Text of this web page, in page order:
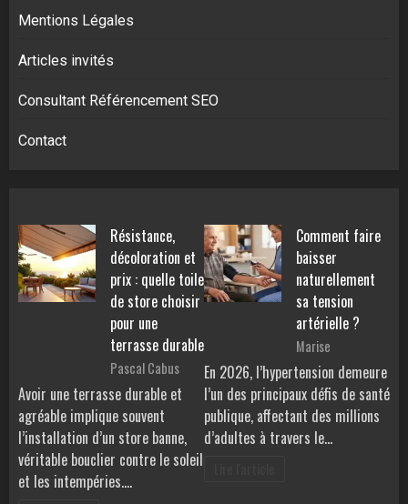
Mentions Légales
Articles invités
Consultant Référencement SEO
Contact
Résistance,
décoloration et
prix : quelle toile
de store choisir
pour une
terrasse durable
Pascal Cabus
Avoir une terrasse durable et
agréable implique souvent
l’installation d’un store banne,
véritable bouclier contre le soleil
et les intempéries.…
Comment faire
baisser
naturellement
sa tension
artérielle ?
Marise
En 2026, l’hypertension demeure
l’un des principaux défis de santé
publique, affectant des millions
d’adultes à travers le…